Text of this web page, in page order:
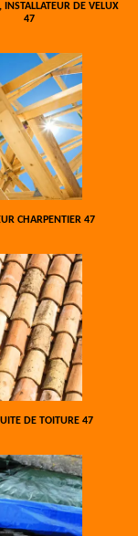
INSTALLATEUR DE VELUX
47
CHARPENTIER 47
DE TOITURE 47